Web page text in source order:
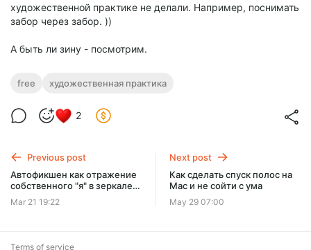
художественной практике не делали. Например, поснимать
забор через забор. ))
А быть ли зину - посмотрим.
free художественная практика
2
Previous post
Автофикшен как отражение
собственного "я" в зеркале
"другого"
Mar 21 19:22
Next post
Как сделать спуск полос на
Mac и не сойти с ума
May 29 07:00
Terms of service